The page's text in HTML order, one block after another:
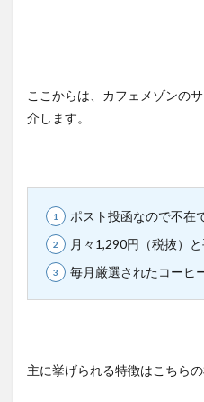
ここからは、カフェメゾンの
介します。
ポスト投函なので不在
月々1,290円（税抜）
毎月厳選されたコーヒ
主に挙げられる特徴はこちらの